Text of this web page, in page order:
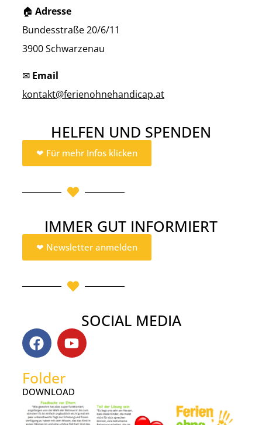
🏠︎ Adresse
Bundesstraße 20/6/11
3900 Schwarzenau
✉ Email
kontakt@ferienohnehandicap.at
HELFEN UND SPENDEN
❤︎ Für mehr Infos klicken
IMMER GUT INFORMIERT
❤︎ Newsletter anmelden
SOCIAL MEDIA
Folder
DOWNLOAD